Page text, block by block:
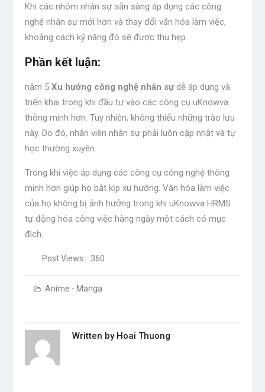
Khi các nhóm nhân sự sẵn sàng áp dụng các công
nghệ nhân sự mới hơn và thay đổi văn hóa làm việc,
khoảng cách kỹ năng đó sẽ được thu hẹp.
Phần kết luận:
năm 5 Xu hướng công nghệ nhân sựdễ áp ​​dụng và
triển khai trong khi đầu tư vào các công cụ uKnowva
thông minh hơn. Tuy nhiên, không thiếu những trào lưu
này. Do đó, nhân viên nhân sự phải luôn cập nhật và tự
học thường xuyên.
Trong khi việc áp dụng các công cụ công nghệ thông
minh hơn giúp họ bắt kịp xu hướng. Văn hóa làm việc
của họ không bị ảnh hưởng trong khi uKnowva HRMS
tự động hóa công việc hàng ngày một cách có mục
đích.
Post Views: 360
Anime - Manga
Written by Hoai Thuong